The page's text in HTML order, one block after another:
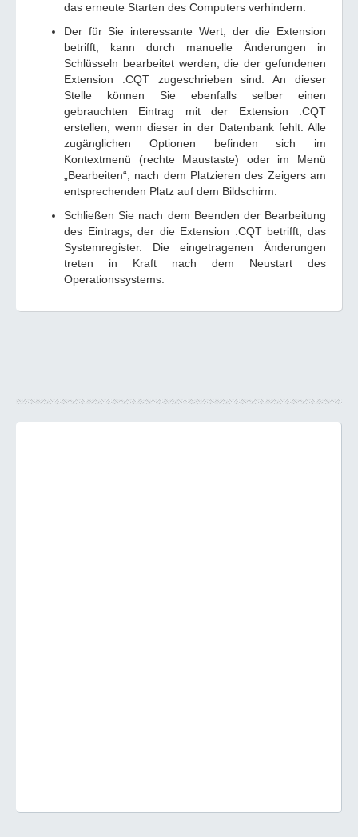
das erneute Starten des Computers verhindern.
Der für Sie interessante Wert, der die Extension
betrifft, kann durch manuelle Änderungen in
Schlüsseln bearbeitet werden, die der gefundenen
Extension .CQT zugeschrieben sind. An dieser
Stelle können Sie ebenfalls selber einen
gebrauchten Eintrag mit der Extension .CQT
erstellen, wenn dieser in der Datenbank fehlt. Alle
zugänglichen Optionen befinden sich im
Kontextmenü (rechte Maustaste) oder im Menü
„Bearbeiten“, nach dem Platzieren des Zeigers am
entsprechenden Platz auf dem Bildschirm.
Schließen Sie nach dem Beenden der Bearbeitung
des Eintrags, der die Extension .CQT betrifft, das
Systemregister. Die eingetragenen Änderungen
treten in Kraft nach dem Neustart des
Operationssystems.